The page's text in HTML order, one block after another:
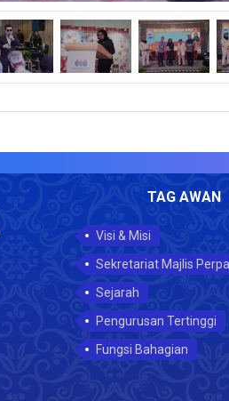
TAG AWAN
Visi & Misi
Sekretariat Majlis
Sejarah
Pengurusan Tertinggi
Fungsi Bahagian